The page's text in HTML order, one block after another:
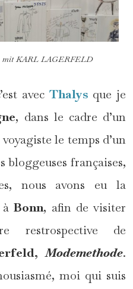
mit KARL LAGERFELD
avec Thalys que je
, dans le cadre d’un
le temps d’un
bloggeuses françaises,
nous avons eu la
àBonn, afin de visiter
restrospective de
Modemethode.
moi qui suis